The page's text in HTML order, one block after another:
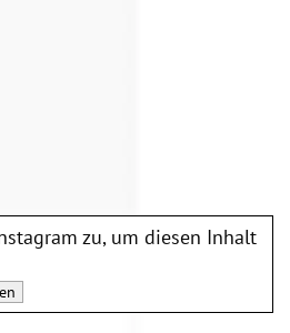
zu, um diesen Inhalt